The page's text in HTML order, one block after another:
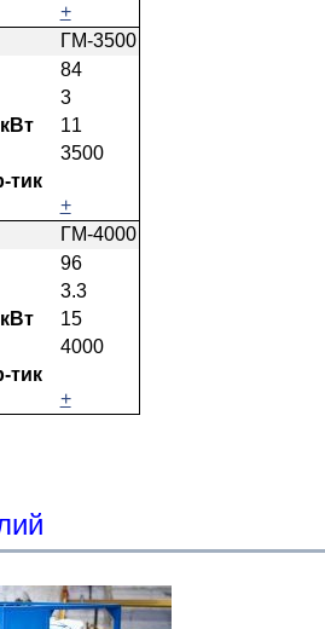
+
ГМ-3500
84
3
11
3500
+
ГМ-4000
96
3.3
15
4000
+